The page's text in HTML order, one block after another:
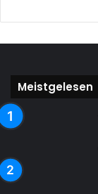
Meistgelesen